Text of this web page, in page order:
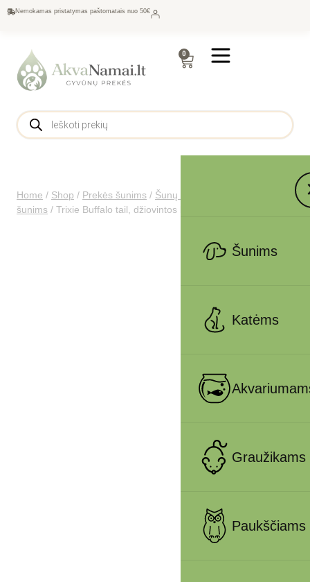
Nemokamas pristatymas paštomatais nuo 50€
0
Šunims
Katėms
Graužikams
Paukščiams
Home / Shop / Prekės šunims / Šunų maistas
šunims / Trixie Buffalo tail, džiovintos buffalo uodegos, 30cm